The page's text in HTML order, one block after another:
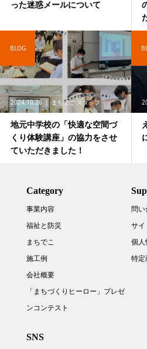
った迷惑メールについて
2024.10.26 まちでこ スタッフ
地元中学校の「快適な空間づ
くり体験講座」の協力をさせ
ていただきました！
BLOG
Category
事業内容
福祉と防災
まちでこ
施工例
会社概要
「まちづくりヒーロー」プレゼ
ンコンテスト
問い
サイ
個人
特定
SNS